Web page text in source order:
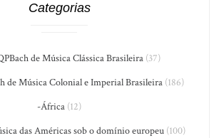
Categorias
de Música Clássica Brasileira (37)
de Música Colonial e Imperial Brasileira (186)
-África (12)
das Américas sob o domínio europeu(100)